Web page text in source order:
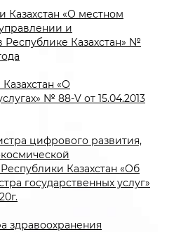
Казахстан «О местном
и
Казахстан» №
«О
№ 88-V от 15.04.2013
цифрового развития,
Казахстан «Об
государственных услуг»
здравоохранения